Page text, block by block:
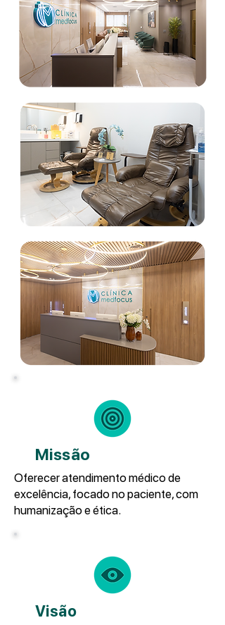
Missão
Oferecer atendimento médico de
excelência, focado no paciente, com
humanização e ética.
Visão